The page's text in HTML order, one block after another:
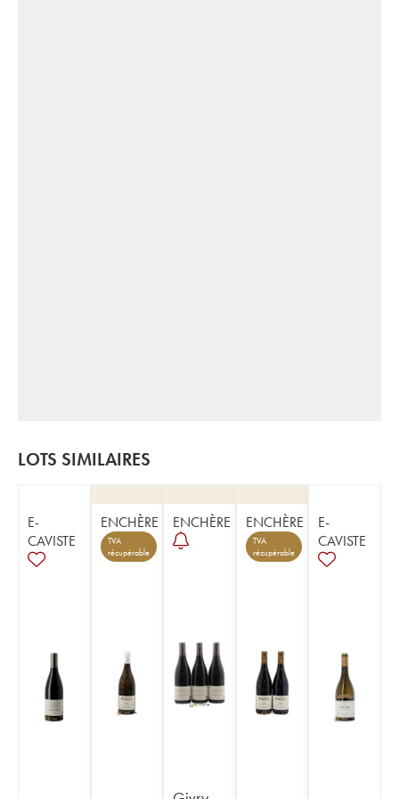
LOTS SIMILAIRES
E-
CAVISTE
ENCHÈRE
TVA
récupérable
ENCHÈRE ENCHÈRE
TVA
récupérable
E-
CAVISTE